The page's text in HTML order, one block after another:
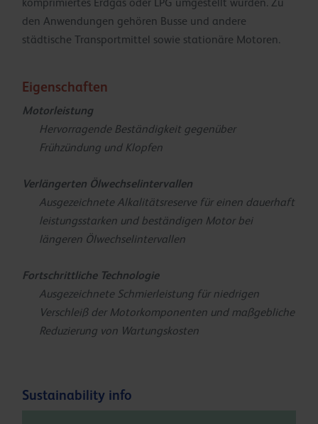
komprimiertes Erdgas oder LPG umgestellt wurden. Zu
den Anwendungen gehören Busse und andere
städtische Transportmittel sowie stationäre Motoren.
Eigenschaften
Motorleistung
Hervorragende Beständigkeit gegenüber
Frühzündung und Klopfen
Verlängerten Ölwechselintervallen
Ausgezeichnete Alkalitätsreserve für einen dauerhaft
leistungsstarken und beständigen Motor bei
längeren Ölwechselintervallen
Fortschrittliche Technologie
Ausgezeichnete Schmierleistung für niedrigen
Verschleiß der Motorkomponenten und maßgebliche
Reduzierung von Wartungskosten
Sustainability info